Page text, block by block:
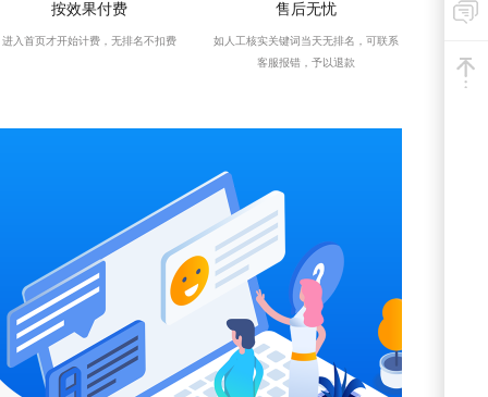
按效果付费
进入首页才开始计费，无排名不扣费
售后无忧
如人工核实关键词当天无排名，可联系
客服报错，予以退款